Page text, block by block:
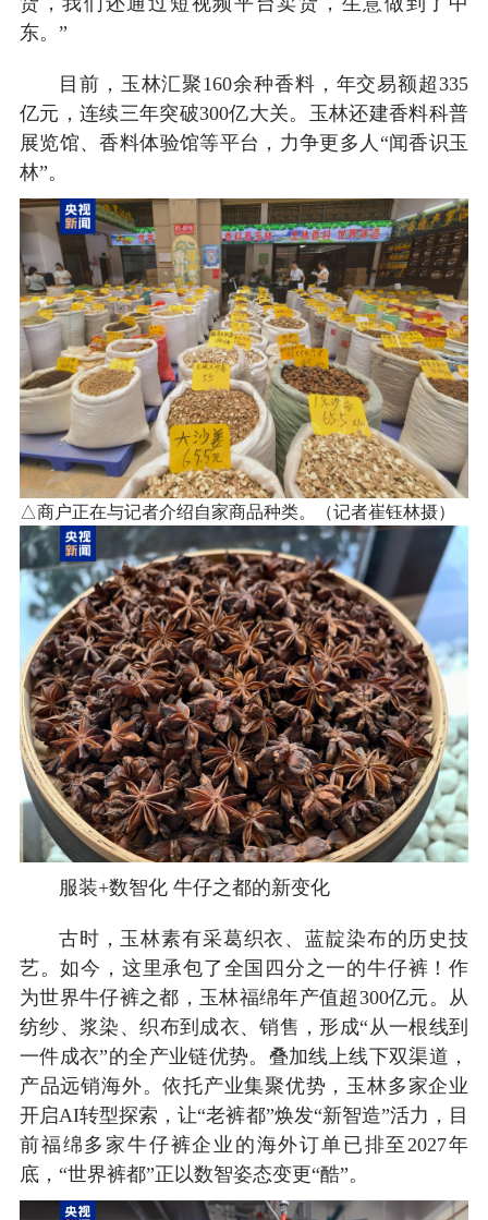
东。”
目前，玉林汇聚160余种香料，年交易额超335
亿元，连续三年突破300亿大关。玉林还建香料科普
展览馆、香料体验馆等平台，力争更多人“闻香识玉
林”。
△商户正在与记者介绍自家商品种类。（记者崔钰林摄）
服装+数智化 牛仔之都的新变化
古时，玉林素有采葛织衣、蓝靛染布的历史技
艺。如今，这里承包了全国四分之一的牛仔裤！作
为世界牛仔裤之都，玉林福绵年产值超300亿元。从
纺纱、浆染、织布到成衣、销售，形成“从一根线到
一件成衣”的全产业链优势。叠加线上线下双渠道，
产品远销海外。依托产业集聚优势，玉林多家企业
开启AI转型探索，让“老裤都”焕发“新智造”活力，目
前福绵多家牛仔裤企业的海外订单已排至2027年
底，“世界裤都”正以数智姿态变更“酷”。